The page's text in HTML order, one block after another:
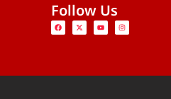
Follow Us